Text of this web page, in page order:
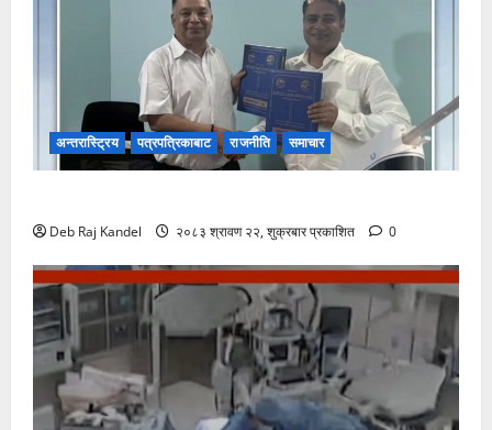
अन्तरास्ट्रिय पत्रपत्रिकाबाट राजनीति समाचार
Deb Raj Kandel २०८३ श्रावण २२, शुक्रबार प्रकाशित 0